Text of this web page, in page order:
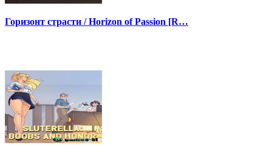
Горизонт страсти / Horizon of Passion [R…